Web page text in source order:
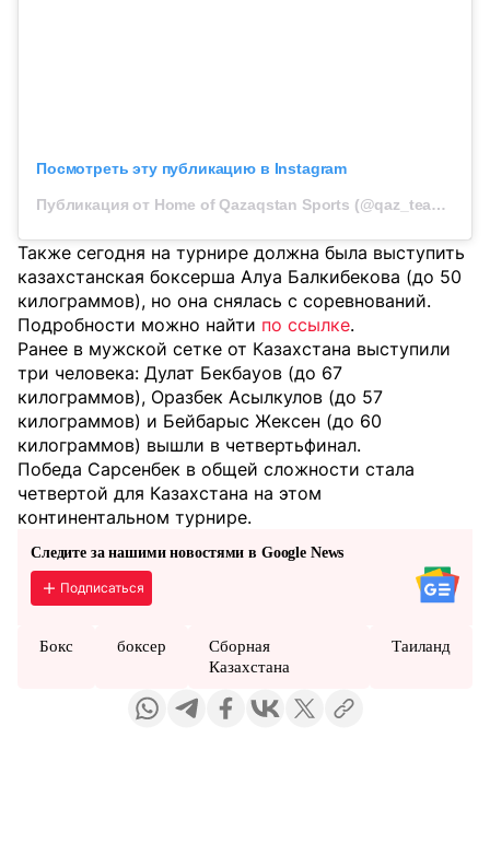
Посмотреть эту публикацию в Instagram
Публикация от Home of Qazaqstan Sports (@qaz_team_official)
Также сегодня на турнире должна была выступить
казахстанская боксерша Алуа Балкибекова (до 50
килограммов), но она снялась с соревнований.
Подробности можно найти по ссылке.
Ранее в мужской сетке от Казахстана выступили
три человека: Дулат Бекбауов (до 67
килограммов), Оразбек Асылкулов (до 57
килограммов) и Бейбарыс Жексен (до 60
килограммов) вышли в четвертьфинал.
Победа Сарсенбек в общей сложности стала
четвертой для Казахстана на этом
континентальном турнире.
Следите за нашими новостями в Google News
Подписаться
Бокс боксер
Сборная
Казахстана
Таиланд